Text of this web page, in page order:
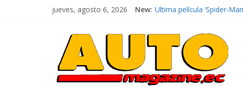
jueves, agosto 6, 2026 New: Ultima película
La Vuelta al Ecuador
La FEDAK recibe 12
El costo de tener un